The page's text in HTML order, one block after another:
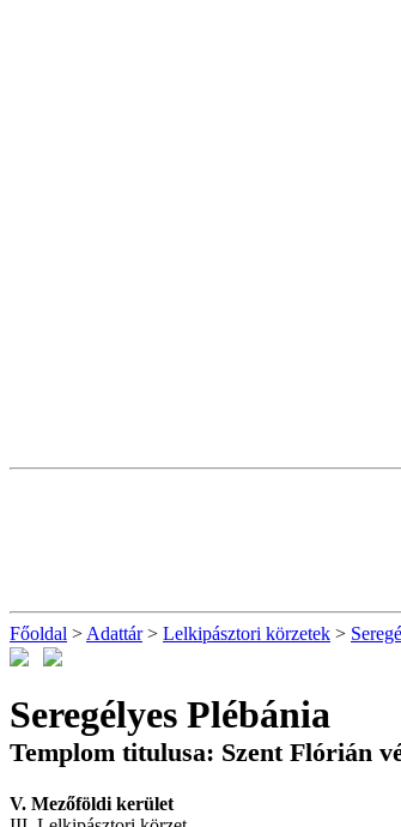
Főoldal > Adattár> Lelkipásztori körzetek >
Seregélyes Plébánia
Templom titulusa: Szent Flórián
V. Mezőföldi kerület